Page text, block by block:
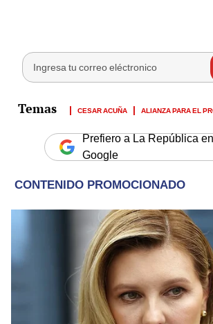
CESAR ACUÑA ALIANZA PARA EL
Prefiero a La República en
Google